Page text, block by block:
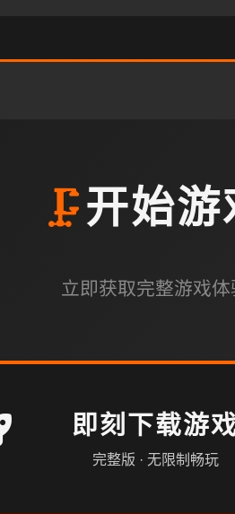
🗜️开始游
立即获取完整游戏体
即刻下载游
完整版 · 无限制畅玩